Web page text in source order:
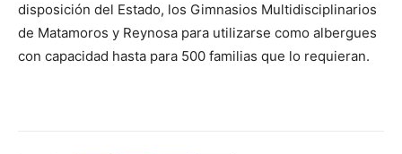
disposición del Estado, los Gimnasios Multidisciplinarios
de Matamoros y Reynosa para utilizarse como albergues
con capacidad hasta para 500 familias que lo requieran.